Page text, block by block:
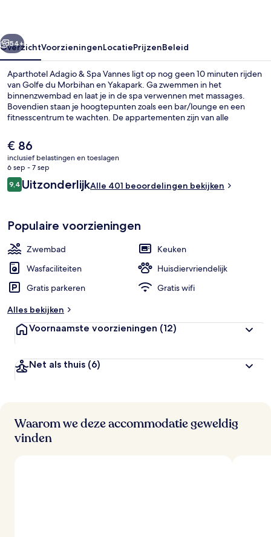
Volgende
54+
OverzichtVoorzieningenLocatiePrijzenBeleid
Aparthotel Adagio & Spa Vannes ligt op nog geen 10 minuten rijden
van Golfe du Morbihan en Yakapark. Ga zwemmen in het
binnenzwembad en laat je in de spa verwennen met massages.
Bovendien staan je hoogtepunten zoals een bar/lounge en een
fitnesscentrum te wachten. De appartementen zijn van alle
pillowtop-bedden met luxe beddengoed. Andere reizigers zijn heel
enthousiast over het behulpzame personeel.
De
huidige
prijs
is
€ 86
€ 86
inclusief belastingen en toeslagen
6 sep - 7 sep
Beoordelingen
9,49,4 op 10 –
UitzonderlijkAlle 401 beoordelingen bekijken
Populaire voorzieningen
Zwembad
Keuken
Wasfaciliteiten
Huisdiervriendelijk
Gratis parkeren
Gratis wifi
Alles bekijken
Voornaamste voorzieningen (12)
Net als thuis (6)
Waarom we deze accommodatie geweldig
vinden